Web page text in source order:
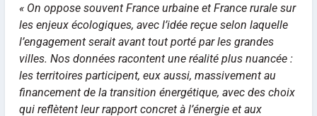
« On oppose souvent France urbaine et France rurale sur
les enjeux écologiques, avec l’idée reçue selon laquelle
l’engagement serait avant tout porté par les grandes
villes. Nos données racontent une réalité plus nuancée :
les territoires participent, eux aussi, massivement au
financement de la transition énergétique, avec des choix
qui reflètent leur rapport concret à l’énergie et aux